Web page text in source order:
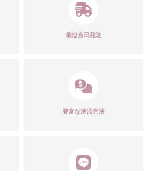
最短当日発送
豊富な決済方法